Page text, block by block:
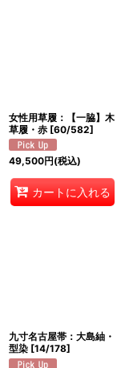
女性用草履：【一脇】木
草履・赤 [60/582]
49,500円(税込)
カートに入れる
九寸名古屋帯：大島紬・
型染 [14/178]